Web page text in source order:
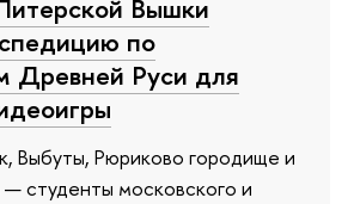
Вышки
по
Древней Руси для
Выбуты, Рюриково городище и
студенты московского и